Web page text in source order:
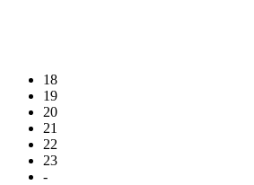
18
19
20
21
22
23
-